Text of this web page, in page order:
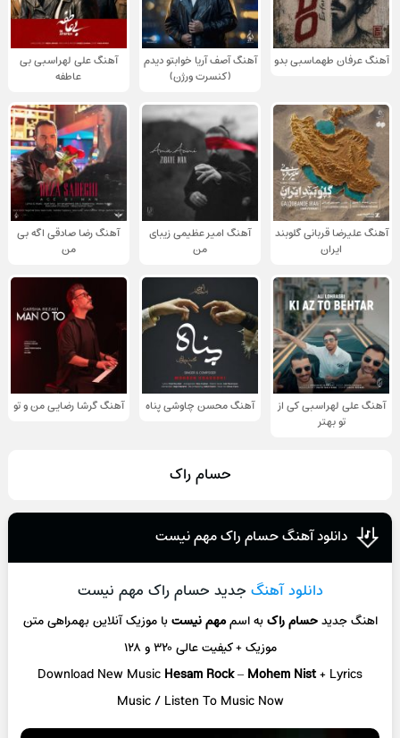
آهنگ عرفان طهماسبی بدو
آهنگ آصف آریا خوابتو دیدم
(کنسرت ورژن)
آهنگ علی لهراسبی بی
عاطفه
آهنگ علیرضا قربانی گلوبند
ایران
آهنگ امیر عظیمی زیبای
من
آهنگ رضا صادقی اگه بی
من
آهنگ علی لهراسبی کی از
تو ‌بهتر
آهنگ محسن چاوشی پناه آهنگ گرشا رضایی من و تو
حسام‌ راک
دانلود آهنگ حسام‌ راک مهم نیست
دانلود آهنگ جدید حسام‌ راک مهم نیست
اهنگ جدیدحسام‌ راکبه اسممهم نیستبا موزیک آنلاینبهمراهی متن
موزیک + کیفیت عالی ۳۲۰ و ۱۲۸
Download New Music Hesam Rock– Mohem Nist+ Lyrics
Music / Listen To Music Now